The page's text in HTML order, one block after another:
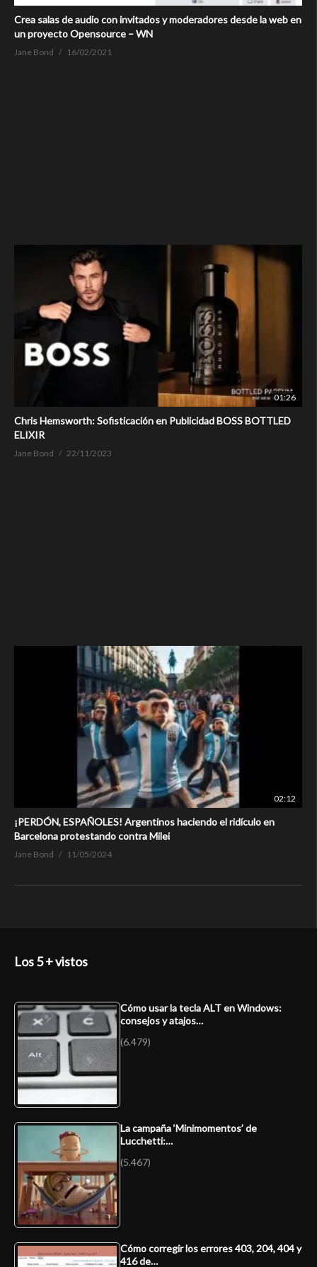
Crea salas de audio con invitados y moderadores desde la web en
un proyecto Opensource – WN
Jane Bond 16/02/2021
01:26
Chris Hemsworth: Sofisticación en Publicidad BOSS BOTTLED
ELIXIR
Jane Bond 22/11/2023
02:12
¡PERDÓN, ESPAÑOLES! Argentinos haciendo el ridículo en
Barcelona protestando contra Milei
Jane Bond 11/05/2024
Los 5 + vistos
Cómo usar la tecla ALT en Windows:
consejos y atajos…
(6.479)
La campaña ‘Minimomentos’ de
Lucchetti:…
(5.467)
Cómo corregir los errores 403, 204, 404 y
416 de…